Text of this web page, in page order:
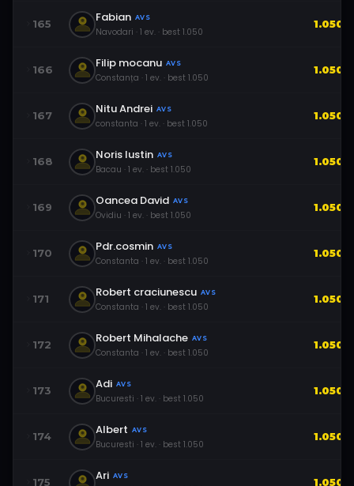
165 Fabian AVS
Navodari · 1 ev. · best 1.050
1.050
166 Filip mocanu AVS
Constanța · 1 ev. · best 1.050
1.050
167 Nitu Andrei AVS
constanta · 1 ev. · best 1.050
1.050
168 Noris Iustin AVS
Bacau · 1 ev. · best 1.050
1.050
169 Oancea David AVS
Ovidiu · 1 ev. · best 1.050
1.050
170 Pdr.cosmin AVS
Constanta · 1 ev. · best 1.050
1.050
171 Robert craciunescu AVS
Constanta · 1 ev. · best 1.050
1.050
172 Robert Mihalache AVS
Constanta · 1 ev. · best 1.050
1.050
173 Adi AVS
Bucuresti · 1 ev. · best 1.050
1.050
174 Albert AVS
Bucuresti · 1 ev. · best 1.050
1.050
175 Ari AVS 1.050